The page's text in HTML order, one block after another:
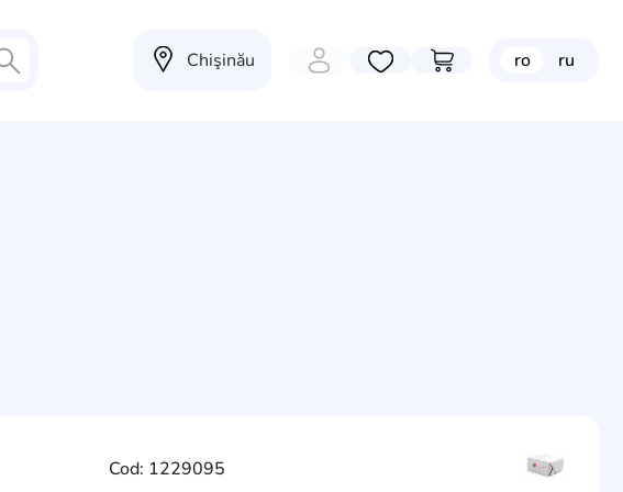
Chişinău Избранные товары
Перейти в корзину
ro ru
Cod: 1229095